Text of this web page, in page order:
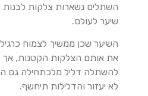
השתלים נשארות צלקות
שיער לעולם.
השיער שכן ממשיך לצמוח כרגיל
את אותם הצלקות הקטנות, אך
להשתלה דליל מלכתחילה גם
לא יעזור והדלילות תיחשף.